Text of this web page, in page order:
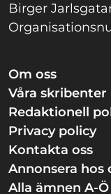
Birger
Om oss
Våra skribenter
Redaktionell
Privacy policy
Kontakta oss
Annonsera hos
Alla ämnen A-Ö